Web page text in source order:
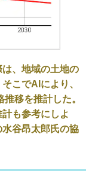
、地域の土地の
こでAIにより、
移を推計した。
も参考にしよ
谷昂太郎氏の協